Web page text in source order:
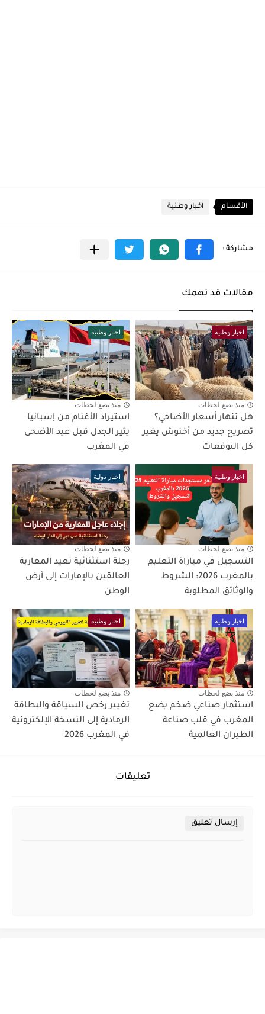
الأقسام اخبار وطنية
مقالات قد تهمك
اخبار وطنية
منذ بضع لحظات
هل تنهار أسعار الأضاحي؟
تصريح جديد من أخنوش يغير
كل التوقعات
اخبار وطنية
منذ بضع لحظات
استيراد الأغنام من إسبانيا
يثير الجدل قبل عيد الأضحى
في المغرب
اخبار وطنية
منذ بضع لحظات
التسجيل في مباراة التعليم
بالمغرب 2026: الشروط
والوثائق المطلوبة
اخبار دولية
منذ بضع لحظات
رحلة استثنائية تعيد المغاربة
العالقين بالإمارات إلى أرض
الوطن
اخبار وطنية
منذ بضع لحظات
استثمار صناعي ضخم يضع
المغرب في قلب صناعة
الطيران العالمية
اخبار وطنية
منذ بضع لحظات
تغيير رخص السياقة والبطاقة
الرمادية إلى النسخة الإلكترونية
في المغرب 2026
تعليقات
إرسال تعليق